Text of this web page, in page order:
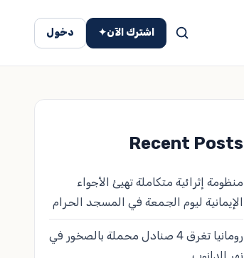
اشترك الآن✦ دخول
Recent Posts
منظومة إثرائية متكاملة تهيئ الأجواء
الإيمانية ليوم الجمعة في المسجد الحرام
رومانيا تغرق 4 صنادل محملة بالصخور في